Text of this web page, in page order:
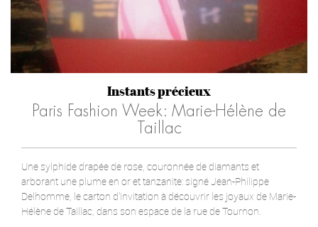
Instants précieux
Paris Fashion Week: Marie-Hélène de
Taillac
Une sylphide drapée de rose, couronnée de diamants et
arborant une plume en or et tanzanite: signé Jean-Philippe
Delhomme, le carton d'invitation à découvrir les joyaux de Marie-
Hélène de Taillac, dans son espace de la rue de Tournon.